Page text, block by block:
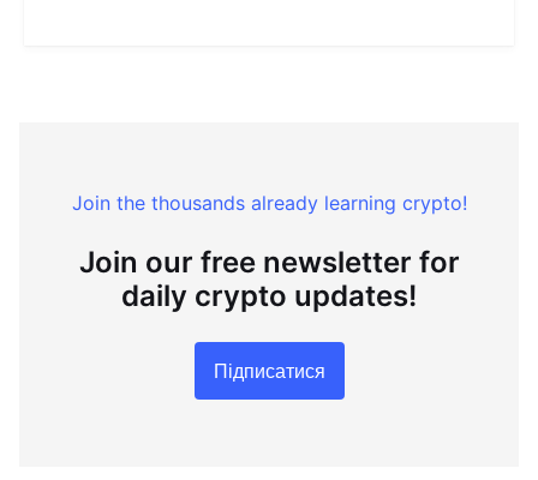
Join the thousands already learning crypto!
Join our free newsletter for
daily crypto updates!
Підписатися